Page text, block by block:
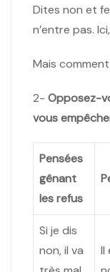
Dites non et
n’entre pas.
Mais
2- Opposez-
vous
Pensées
gênant
les refus
Si je dis
non, il va
Il